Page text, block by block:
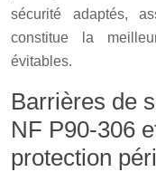
sécurité adaptés,
constitue la
évitables.
Barrières de
NF P90-306
protection